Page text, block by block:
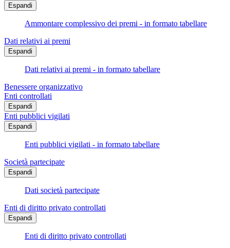
Espandi
Ammontare complessivo dei premi - in formato tabellare
Dati relativi ai premi
Espandi
Dati relativi ai premi - in formato tabellare
Benessere organizzativo
Enti controllati
Espandi
Enti pubblici vigilati
Espandi
Enti pubblici vigilati - in formato tabellare
Società partecipate
Espandi
Dati società partecipate
Enti di diritto privato controllati
Espandi
Enti di diritto privato controllati